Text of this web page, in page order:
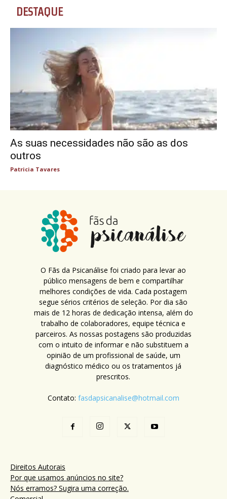
DESTAQUE
As suas necessidades não são as dos
outros
Patricia Tavares
O Fãs da Psicanálise foi criado para levar ao
público mensagens de bem e compartilhar
melhores condições de vida. Cada postagem
segue sérios critérios de seleção. Por dia são
mais de 12 horas de dedicação intensa, além do
trabalho de colaboradores, equipe técnica e
parceiros. As nossas postagens são produzidas
com o intuito de informar e não substituem a
opinião de um profissional de saúde, um
diagnóstico médico ou os tratamentos já
prescritos.
Contato: fasdapsicanalise@hotmail.com
Direitos Autorais
Por que usamos anúncios no site?
Nós erramos? Sugira uma correção.